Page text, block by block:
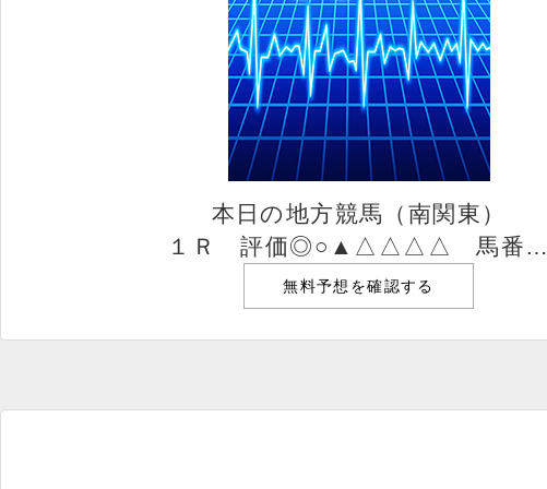
本日の地方競馬（南関東）
１Ｒ 評価◎○▲△△△△ 馬番…
無料予想を確認する